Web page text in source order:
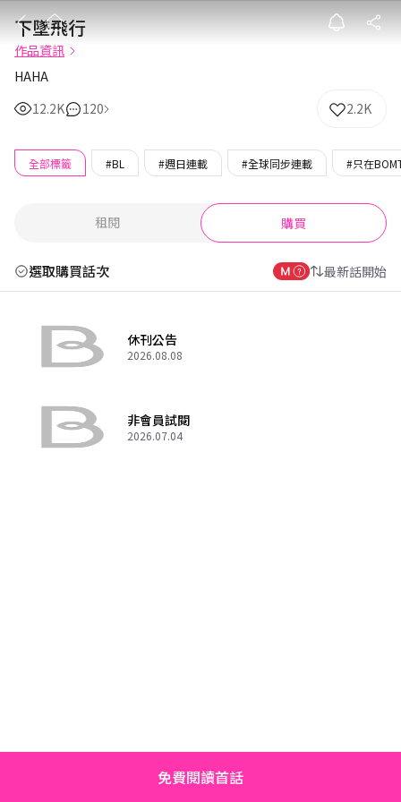
下墜飛行
下墜飛行
作品資訊
HAHA
12.2K
120 2.2K
全部標籤 #BL #週日連載 #全球同步連載 #只在
租閱 購買
選取購買話次 最新話開始
休刊公告
2026.08.08
非會員試閱
2026.07.04
免費閱讀首話